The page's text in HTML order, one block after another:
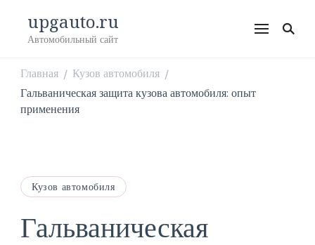
upgauto.ru
Автомобильный сайт
Главная / Кузов автомобиля /
Гальваническая защита кузова автомобиля: опыт
применения
Кузов автомобиля
Гальваническая